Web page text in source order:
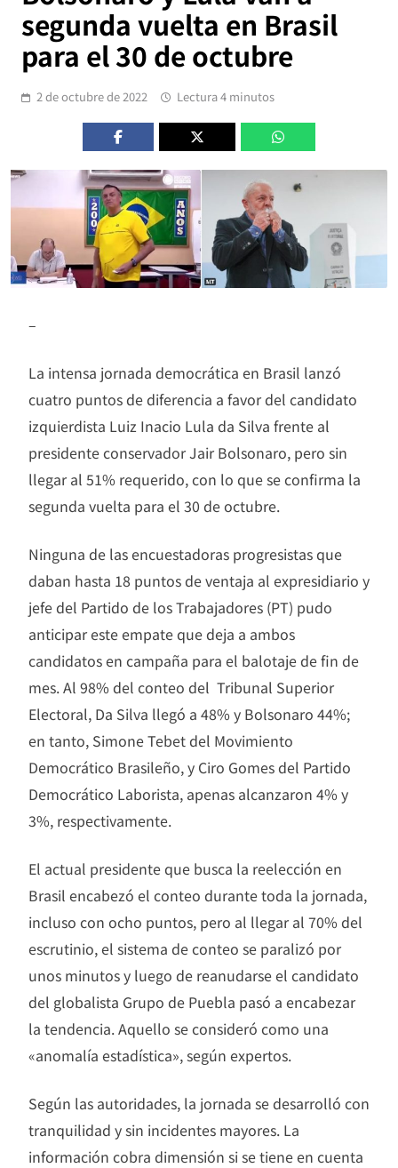
segunda vuelta en Brasil
para el 30 de octubre
2 de octubre de 2022 Lectura 4 minutos
–
La intensa jornada democrática en Brasil lanzó
cuatro puntos de diferencia a favor del candidato
izquierdista Luiz Inacio Lula da Silva frente al
presidente conservador Jair Bolsonaro, pero sin
llegar al 51% requerido, con lo que se confirma la
segunda vuelta para el 30 de octubre.
Ninguna de las encuestadoras progresistas que
daban hasta 18 puntos de ventaja al expresidiario y
jefe del Partido de los Trabajadores (PT) pudo
anticipar este empate que deja a ambos
candidatos en campaña para el balotaje de fin de
mes. Al 98% del conteo del Tribunal Superior
Electoral, Da Silva llegó a 48% y Bolsonaro 44%;
en tanto, Simone Tebet del Movimiento
Democrático Brasileño, y Ciro Gomes del Partido
Democrático Laborista, apenas alcanzaron 4% y
3%, respectivamente.
El actual presidente que busca la reelección en
Brasil encabezó el conteo durante toda la jornada,
incluso con ocho puntos, pero al llegar al 70% del
escrutinio, el sistema de conteo se paralizó por
unos minutos y luego de reanudarse el candidato
del globalista Grupo de Puebla pasó a encabezar
la tendencia. Aquello se consideró como una
«anomalía estadística», según expertos.
Según las autoridades, la jornada se desarrolló con
tranquilidad y sin incidentes mayores. La
información cobra dimensión si se tiene en cuenta